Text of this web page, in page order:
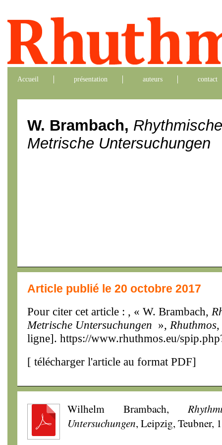
Accueil présentation auteurs contact
W. Brambach,
Metrische Untersuchungen
Article publié le 20 octobre 2017
Pour citer cet article : , « W. Brambach,
Metrische Untersuchungen », Rhuthmos
ligne]. https://www.rhuthmos.eu/
[ télécharger l'article au format PDF]
Wilhelm Brambach,
Untersuchungen, Leipzig, Teubner,